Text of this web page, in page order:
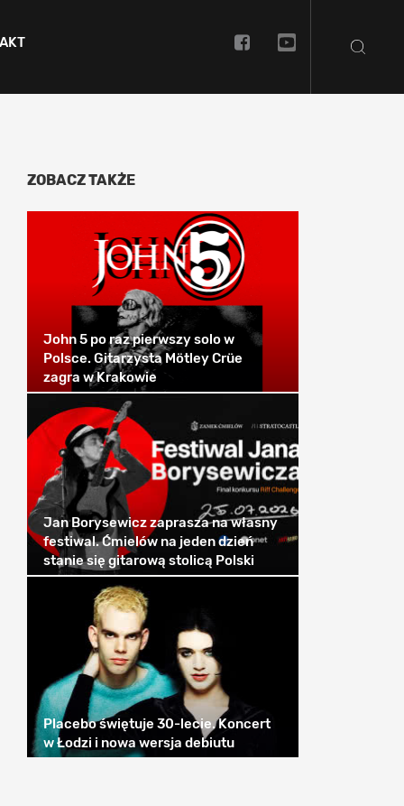
ZOBACZ TAKŻE
John 5 po raz pierwszy solo w
Polsce. Gitarzysta Mötley Crüe
zagra w Krakowie
Jan Borysewicz zaprasza na własny
festiwal. Ćmielów na jeden dzień
stanie się gitarową stolicą Polski
Placebo świętuje 30-lecie. Koncert
w Łodzi i nowa wersja debiutu